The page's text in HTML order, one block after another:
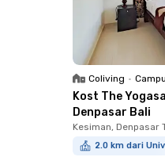
Coliving •
Kost The
Denpasar Bali
Kesiman, Denpasar
2.0 km dari